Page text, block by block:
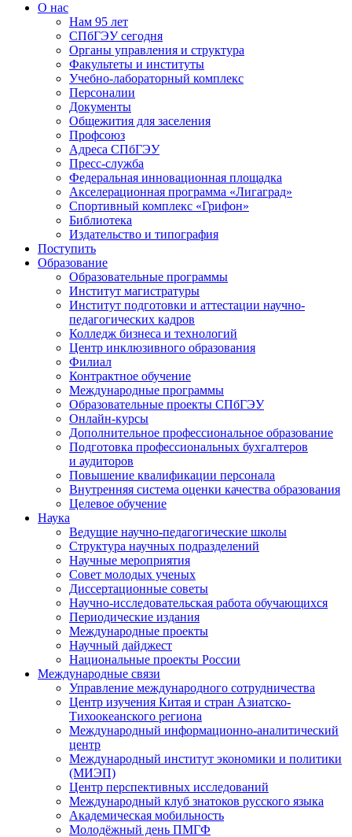
О нас
Нам 95 лет
СПбГЭУ сегодня
Органы управления и структура
Факультеты и институты
Учебно-лабораторный комплекс
Персоналии
Документы
Общежития для заселения
Профсоюз
Адреса СПбГЭУ
Пресс-служба
Федеральная инновационная площадка
Акселерационная программа «Лигаград»­­
Спортивный комплекс «Грифон»
Библиотека
Издательство и типография
Поступить
Образование
Образовательные программы
Институт магистратуры
Институт подготовки и аттестации научно-
педагогических кадров
Колледж бизнеса и технологий
Центр инклюзивного образования
Филиал
Контрактное обучение
Международные программы
Образовательные проекты СПбГЭУ
Онлайн-курсы
Дополнительное профессиональное образование
Подготовка профессиональных бухгалтеров
и аудиторов
Повышение квалификации персонала
Внутренняя система оценки качества образования
Целевое обучение
Наука
Ведущие научно-педагогические школы
Структура научных подразделений
Научные мероприятия
Совет молодых ученых
Диссертационные советы
Научно-исследовательская работа обучающихся
Периодические издания
Международные проекты
Научный дайджест
Национальные проекты России
Международные связи
Управление международного сотрудничества
Центр изучения Китая и стран Азиатско-
Тихоокеанского региона
Международный информационно-аналитический
центр
Международный институт экономики и политики
(МИЭП)
Центр перспективных исследований
Международный клуб знатоков русского языка
Академическая мобильность
Молодёжный день ПМГФ